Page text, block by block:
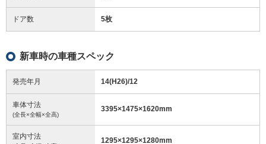
ドア数 5枚
新車時の車種スペック
発売年月 14(H26)/12
車体寸法
(全長×全幅×全高)
3395×1475×1620mm
室内寸法 1295×1295×1280mm